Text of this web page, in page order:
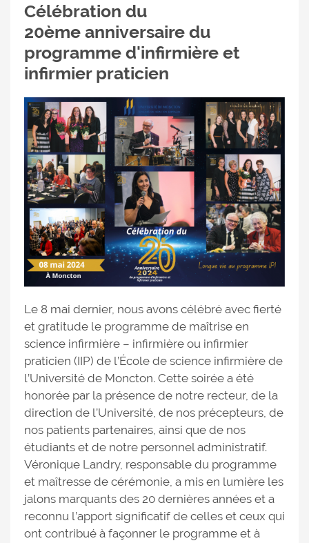
Célébration du
20ème anniversaire du
programme d'infirmière et
infirmier praticien
Le 8 mai dernier, nous avons célébré avec fierté
et gratitude le programme de maîtrise en
science infirmière – infirmière ou infirmier
praticien (IIP) de l’École de science infirmière de
l’Université de Moncton. Cette soirée a été
honorée par la présence de notre recteur, de la
direction de l’Université, de nos précepteurs, de
nos patients partenaires, ainsi que de nos
étudiants et de notre personnel administratif.
Véronique Landry, responsable du programme
et maîtresse de cérémonie, a mis en lumière les
jalons marquants des 20 dernières années et a
reconnu l’apport significatif de celles et ceux qui
ont contribué à façonner le programme et à